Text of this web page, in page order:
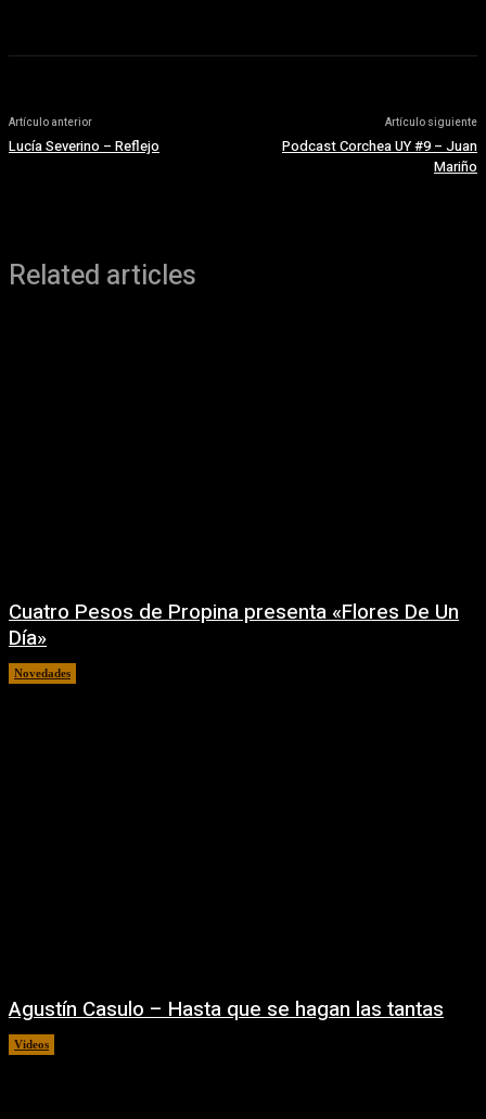
Artículo anterior
Lucía Severino – Reflejo
Artículo siguiente
Podcast Corchea UY #9 – Juan
Mariño
Related articles
Cuatro Pesos de Propina presenta «Flores De Un
Día»
Novedades
Agustín Casulo – Hasta que se hagan las tantas
Videos